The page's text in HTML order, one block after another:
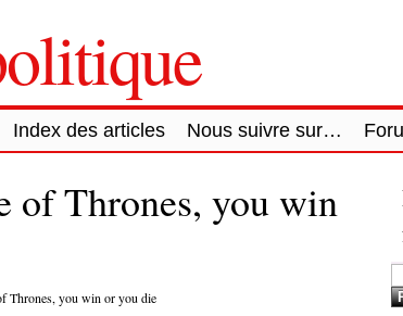
Index des articles Nous suivre sur…
of Thrones, you win
Thrones, you win or you die